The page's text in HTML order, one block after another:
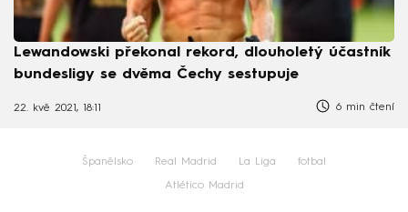
Lewandowski překonal rekord, dlouholetý účastník
bundesligy se dvěma Čechy sestupuje
22. kvě 2021, 18:11 6 min čtení
Španělsko Real Madrid La Liga fotbal
Atlético Madrid